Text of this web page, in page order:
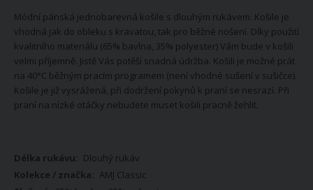
Módní pánská jednobarevná košile s dlouhým rukávem. Košile je
vhodná jak do obleku s kravatou, tak pro běžné nošení. Díky použití
kvalitního materiálu (65% bavlna, 35% polyester) Vám bude v košili
velmi příjemně. Jistě Vás potěší snadná údržba. Košili je možné prát
na 40°C běžným pracím programem (není vhodné sušení v sušičce).
Košile je již vysrážená, při dodržení pokynů k praní se nesrazí. Při
praní na nízké otáčky nebudete muset košili pracně žehlit.
Více
informací
Dlouhý rukáv
AMJ Classic